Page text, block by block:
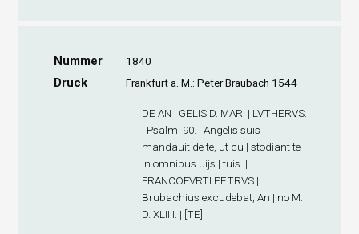
Nummer 1840
Druck Frankfurt a. M.: Peter Braubach 1544
DE AN | GELIS D. MAR. | LVTHERVS.
| Psalm. 90. | Angelis suis
mandauit de te, ut cu | stodiant te
in omnibus uijs | tuis. |
FRANCOFVRTI PETRVS |
Brubachius excudebat, An | no M.
D. XLIIII. | [TE]